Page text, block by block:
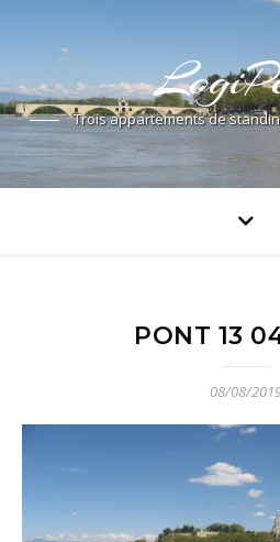
Trois appartements de
PONT 13
08/08/